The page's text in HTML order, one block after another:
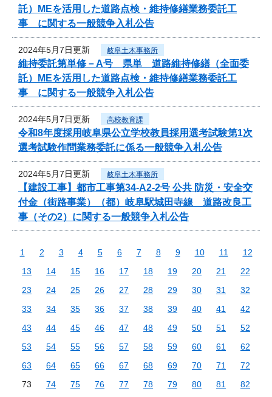
託）MEを活用した道路点検・維持修繕業務委託工
事 に関する一般競争入札公告
2024年5月7日更新 岐阜土木事務所
維持委託第単修－A号 県単 道路維持修繕（全面委
託）MEを活用した道路点検・維持修繕業務委託工
事 に関する一般競争入札公告
2024年5月7日更新 高校教育課
令和8年度採用岐阜県公立学校教員採用選考試験第1次
選考試験作問業務委託に係る一般競争入札公告
2024年5月7日更新 岐阜土木事務所
【建設工事】都市工事第34-A2-2号 公共 防災・安全交
付金（街路事業）（都）岐阜駅城田寺線 道路改良工
事（その2）に関する一般競争入札公告
1 2 3 4 5 6 7 8 9 10 11
12
13
14 15 16 17 18 19 20 21
22
23
24 25 26 27 28 29 30 31
32
33
34 35 36 37 38 39 40 41
42
43
44 45 46 47 48 49 50 51
52
53
54 55 56 57 58 59 60 61
62
63
64 65 66 67 68 69 70 71
72
73
74 75 76 77 78 79 80 81
82